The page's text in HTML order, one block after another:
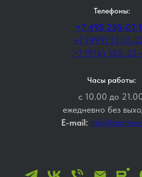
Телефоны:
+7 495 255-07-
+7 (499) 13-13-
+7 (916) 555-33-
Часы работы:
с 10.00 до
ежедневно без
E-mail: